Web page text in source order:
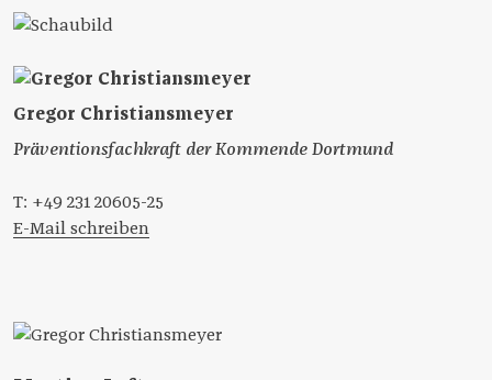
Gregor Christiansmeyer
Präventionsfachkraft der Kommende Dortmund
T: +49 231 20605-25
E-Mail schreiben